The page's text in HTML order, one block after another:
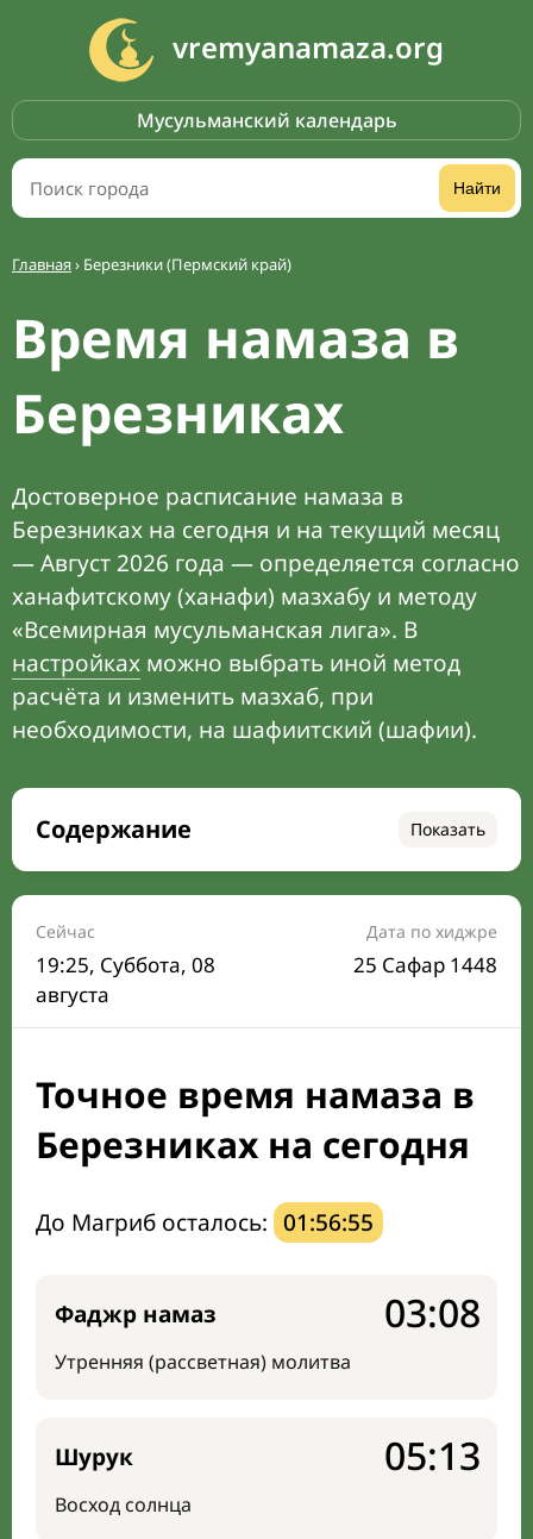
vremyanamaza.org
Мусульманский календарь
Найти
Главная› Березники (Пермский край)
Время намаза в
Березниках
Достоверное расписание намаза в
Березниках на сегодня и на текущий месяц
— Август 2026 года — определяется согласно
ханафитскому (ханафи) мазхабу и методу
«Всемирная мусульманская лига». В
настройках можно выбрать иной метод
расчёта и изменить мазхаб, при
необходимости, на шафиитский (шафии).
Содержание Показать
Время намаза на сегодня
Расписание на месяц
Время Сухура и Ифтара на сегодня
Календарь рамадана
Мечети и молельные комнаты
Направление киблы
Сейчас
19:25, Суббота, 08
августа
Дата по хиджре
25 Сафар 1448
Точное время намаза в
Березниках на сегодня
До Магриб осталось: 01:56:54
Фаджр намаз
Утренняя (рассветная) молитва
03:08
Шурук
Восход солнца
05:13